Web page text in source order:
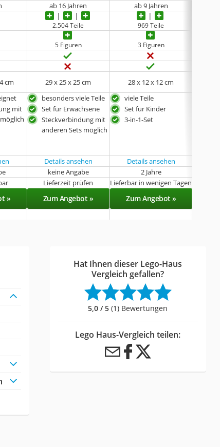
ab 16 Jahren ab 9 Jahren
2.504 Teile 969 Teile
5 Figuren 3 Figuren
cm 29 x 25 x 25 cm 28 x 12 x 12 cm
mit
besonders viele Teile
Set für Erwachsene
Steckverbindung mit
anderen Sets möglich
viele Teile
Set für Kinder
3-in-1-Set
Details ansehen
Details ansehen
keine Angabe 2 Jahre
Lieferzeit prüfen Lieferbar in wenigen Tagen
» Zum Angebot » Zum Angebot »
Hat Ihnen dieser Lego-Haus
Vergleich gefallen?
5,0 / 5 (1) Bewertungen
Lego Haus-Vergleich teilen: